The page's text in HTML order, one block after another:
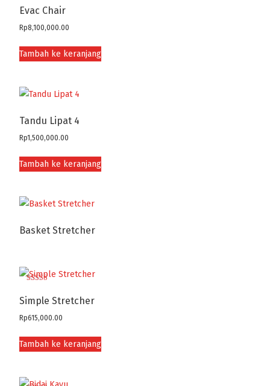
Evac Chair
Rp8,100,000.00
Tambah ke keranjang
Tandu Lipat 4
Rp1,500,000.00
Tambah ke keranjang
Basket Stretcher
Simple Stretcher
dari 5
Rp615,000.00
Tambah ke keranjang